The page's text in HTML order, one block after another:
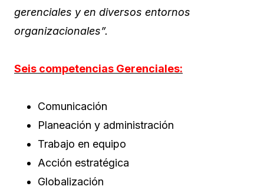
gerenciales y en diversos entornos
organizacionales”.
Seis competencias Gerenciales:
Comunicación
Planeación y administración
Trabajo en equipo
Acción estratégica
Globalización